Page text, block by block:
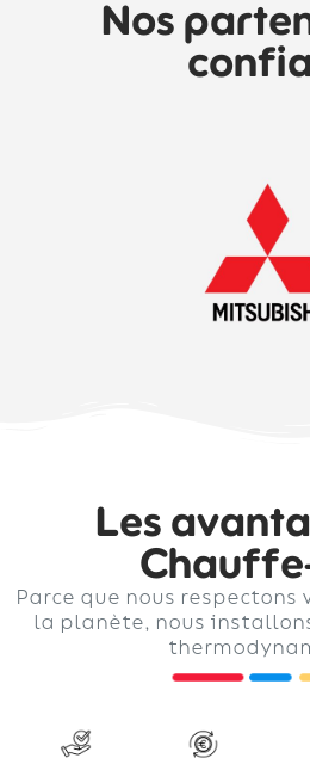
Nos
Les
Parce que nous
la planète, nous